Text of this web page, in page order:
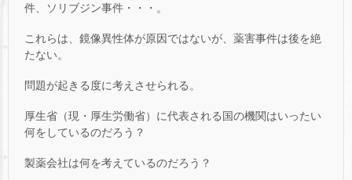
件、ソリブジン事件・・・。
これらは、鏡像異性体が原因ではないが、薬害事件は後を絶
たない。
問題が起きる度に考えさせられる。
厚生省（現・厚生労働省）に代表される国の機関はいったい
何をしているのだろう？
製薬会社は何を考えているのだろう？